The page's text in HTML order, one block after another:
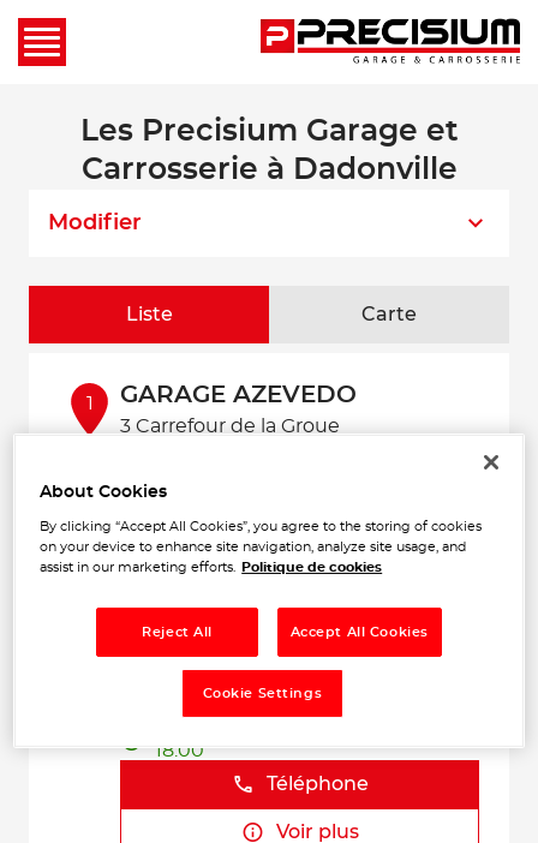
Les Precisium Garage et
Carrosserie à Dadonville
Modifier
Liste Carte
1 GARAGE AZEVEDO
3 Carrefour de la Groue
17:00
Téléphone
Voir plus
GARAGE A.S.J.
544 Rue du 24 Novembre
45270 LADON
18:00
Téléphone
Voir plus
About Cookies
By clicking “Accept All Cookies”, you agree to the storing of cookies
on your device to enhance site navigation, analyze site usage, and
assist in our marketing efforts.
Politique de cookies
Reject All Accept All Cookies
Cookie Settings